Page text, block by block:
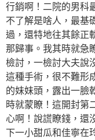
行銷啊！二院的男科
不了解是啥人，最基
過，還特地往其餘正
那歸事。我其時就急
檢討，一檢討大夫說
這種手術，很不難形
的妹妹頭，露出一臉
時就蒙瞭！這開封第
心啊！說謊瞭錢，還
下一小甜瓜和佳寧在